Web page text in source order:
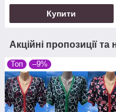
Купити
Акційні пропозиції та
Топ –9%